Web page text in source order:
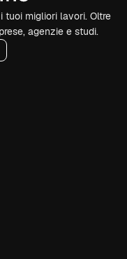
tuoi migliori lavori. Oltre
agenzie e studi.